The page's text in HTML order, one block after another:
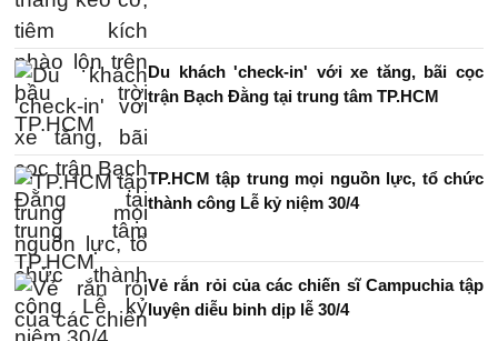
Du khách 'check-in' với xe tăng, bãi cọc
trận Bạch Đằng tại trung tâm TP.HCM
TP.HCM tập trung mọi nguồn lực, tổ chức
thành công Lễ kỷ niệm 30/4
Vẻ rắn rỏi của các chiến sĩ Campuchia tập
luyện diễu binh dịp lễ 30/4